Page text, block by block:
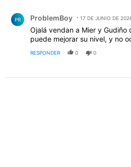
PR ProblemBoy 17 DE JUNIO DE
Ojalá vendan a Mier y Gudiño
puede mejorar su nivel, y no
RESPONDER 0 0